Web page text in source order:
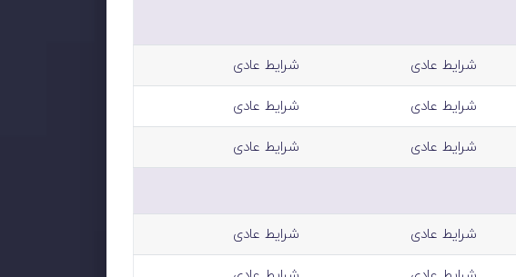
شرایط عادی شرایط عادی
شرایط عادی شرایط عادی
شرایط عادی شرایط عادی
شرایط عادی شرایط عادی